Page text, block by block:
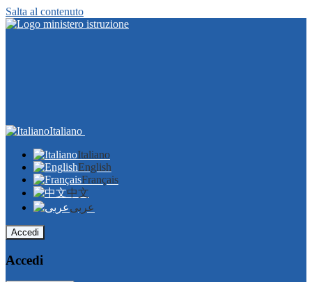
Salta al contenuto
Italiano
Italiano
English
Français
中文
عربى
Accedi
Accedi